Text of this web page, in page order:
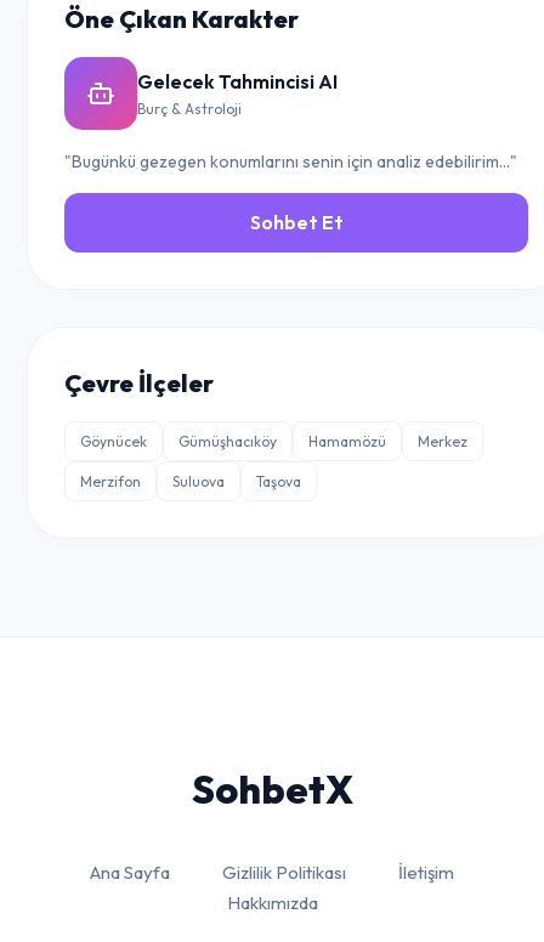
Öne Çıkan Karakter
Gelecek Tahmincisi AI
Burç & Astroloji
"Bugünkü gezegen konumlarını senin için analiz edebilirim..."
Sohbet Et
Çevre İlçeler
Göynücek Gümüşhacıköy Hamamözü Merkez
Merzifon Suluova Taşova
SohbetX
Ana Sayfa Gizlilik Politikası
İletişim
Hakkımızda